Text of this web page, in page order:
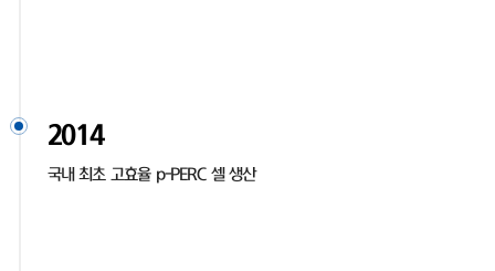
2014
국내 최초 고효율 p-PERC 셀 생산